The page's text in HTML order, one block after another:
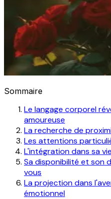
Sommaire
Le langage corporel
amoureuse
La recherche de
Les attentions
L'intégration dans sa
Sa disponibilité et son
vous
La projection dans
émotionnel